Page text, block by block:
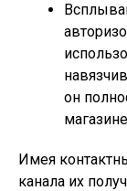
он
Имея
канала их